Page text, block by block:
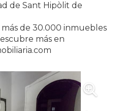
de Sant Hipòlit de
más de 30.000 inmuebles
más en